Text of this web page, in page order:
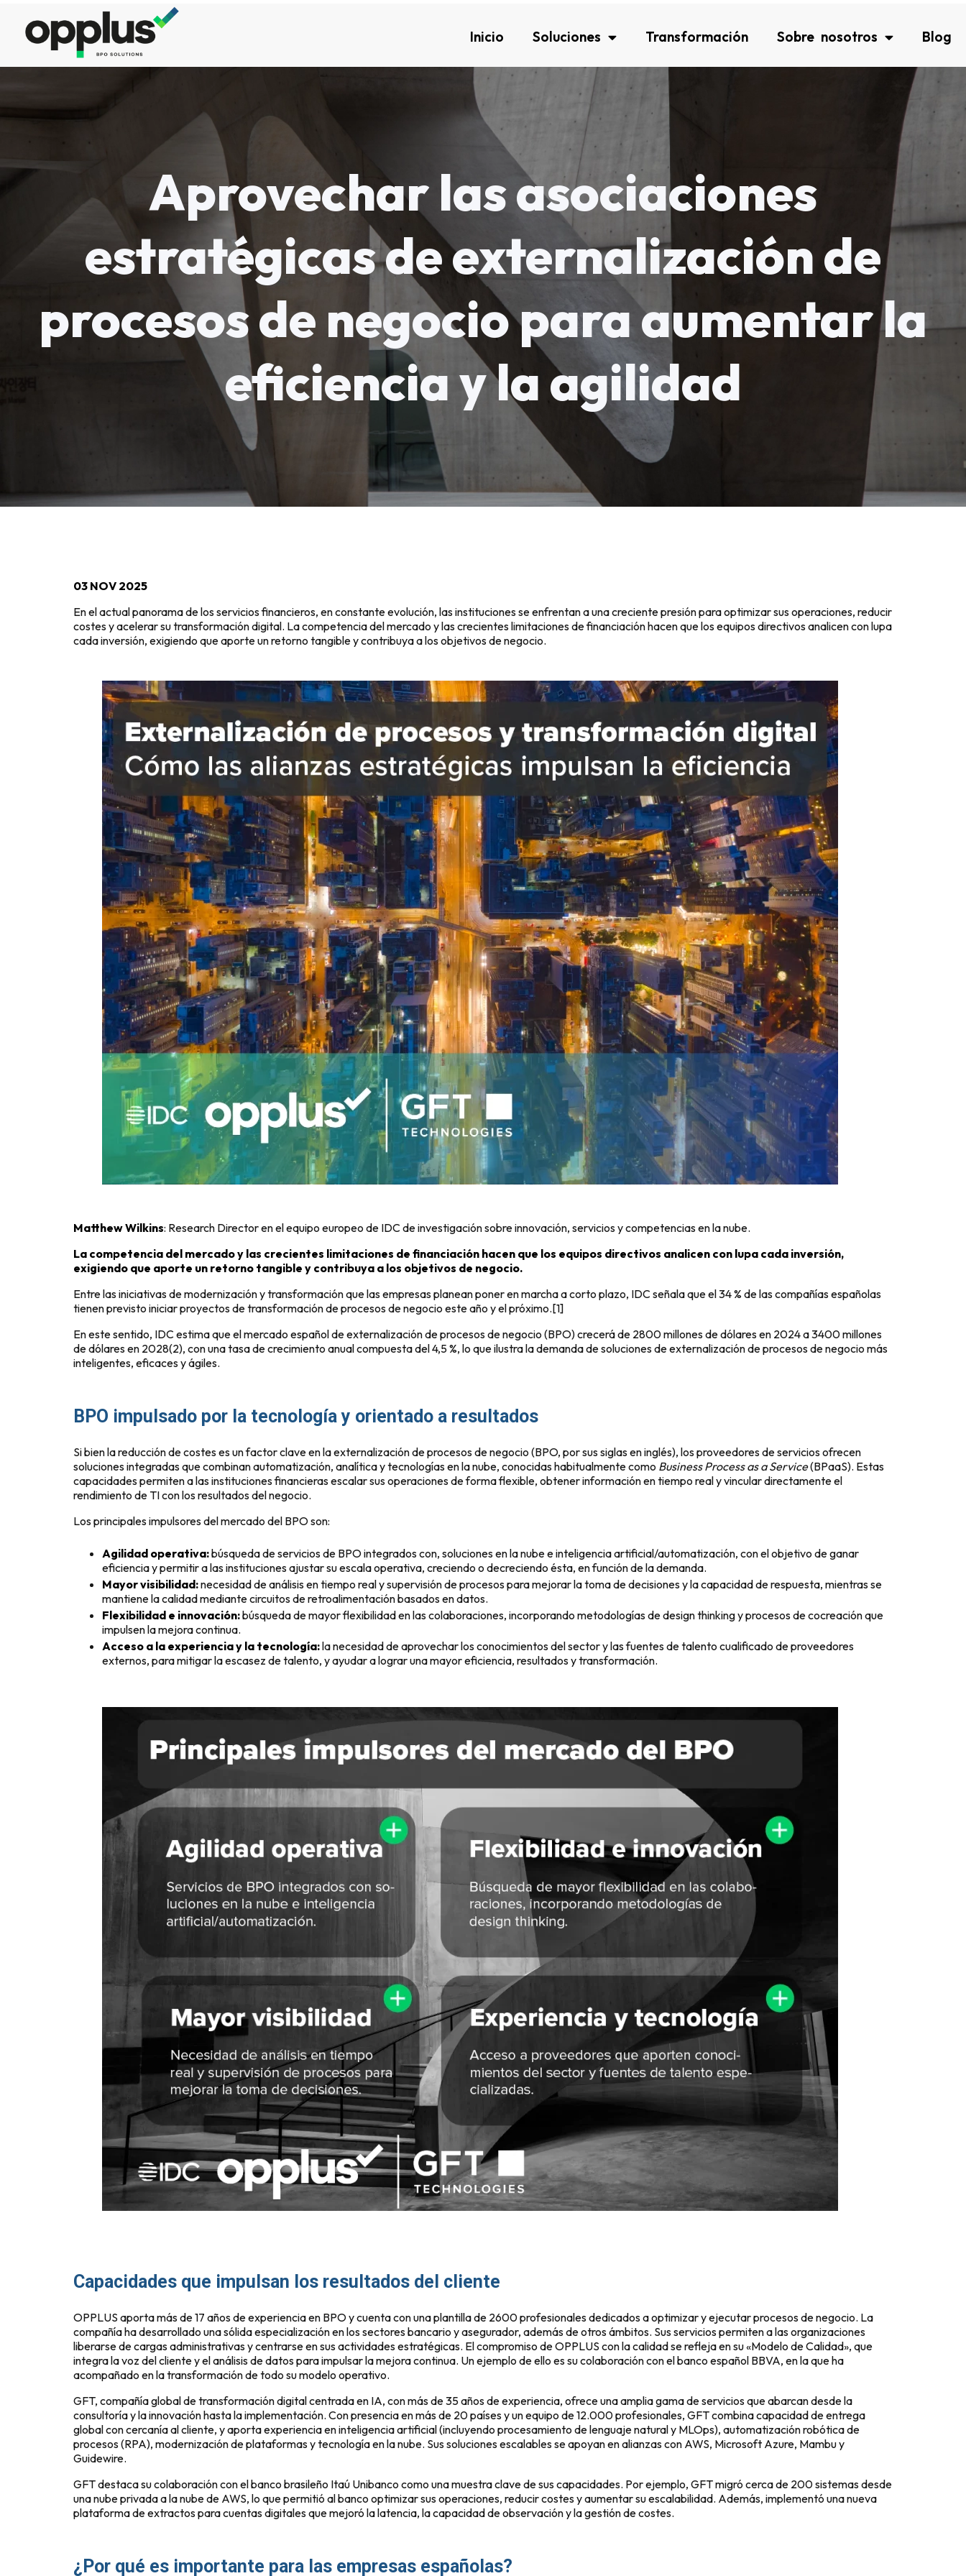
Inicio Soluciones Transformación Sobre nosotros Blog
Aprovechar las asociaciones
estratégicas de externalización de
procesos de negocio para aumentar la
eficiencia y la agilidad
03 NOV 2025
En el actual panorama de los servicios financieros, en constante evolución, las instituciones se enfrentan a una creciente presión para optimizar sus operaciones, reducir
costes y acelerar su transformación digital. La competencia del mercado y las crecientes limitaciones de financiación hacen que los equipos directivos analicen con lupa
cada inversión, exigiendo que aporte un retorno tangible y contribuya a los objetivos de negocio.
Matthew Wilkins: Research Director en el equipo europeo de IDC de investigación sobre innovación, servicios y competencias en la nube.
La competencia del mercado y las crecientes limitaciones de financiación hacen que los equipos directivos analicen con lupa cada inversión,
exigiendo que aporte un retorno tangible y contribuya a los objetivos de negocio.
Entre las iniciativas de modernización y transformación que las empresas planean poner en marcha a corto plazo, IDC señala que el 34 % de las compañías españolas
tienen previsto iniciar proyectos de transformación de procesos de negocio este año y el próximo.[1]
En este sentido, IDC estima que el mercado español de externalización de procesos de negocio (BPO) crecerá de 2800 millones de dólares en 2024 a 3400 millones
de dólares en 2028(2), con una tasa de crecimiento anual compuesta del 4,5 %, lo que ilustra la demanda de soluciones de externalización de procesos de negocio más
inteligentes, eficaces y ágiles.
BPO impulsado por la tecnología y orientado a resultados
Si bien la reducción de costes es un factor clave en la externalización de procesos de negocio (BPO, por sus siglas en inglés), los proveedores de servicios ofrecen
soluciones integradas que combinan automatización, analítica y tecnologías en la nube, conocidas habitualmente como Business Process as a Service(BPaaS). Estas
capacidades permiten a las instituciones financieras escalar sus operaciones de forma flexible, obtener información en tiempo real y vincular directamente el
rendimiento de TI con los resultados del negocio.
Los principales impulsores del mercado del BPO son:
Agilidad operativa:búsqueda de servicios de BPO integrados con, soluciones en la nube e inteligencia artificial/automatización, con el objetivo de ganar
eficiencia y permitir a las instituciones ajustar su escala operativa, creciendo o decreciendo ésta, en función de la demanda.
Mayor visibilidad:necesidad de análisis en tiempo real y supervisión de procesos para mejorar la toma de decisiones y la capacidad de respuesta, mientras se
mantiene la calidad mediante circuitos de retroalimentación basados en datos.
Flexibilidad e innovación:búsqueda de mayor flexibilidad en las colaboraciones, incorporando metodologías de design thinking y procesos de cocreación que
impulsen la mejora continua.
Acceso a la experiencia y la tecnología:la necesidad de aprovechar los conocimientos del sector y las fuentes de talento cualificado de proveedores
externos, para mitigar la escasez de talento, y ayudar a lograr una mayor eficiencia, resultados y transformación.
Capacidades que impulsan los resultados del cliente
OPPLUS aporta más de 17 años de experiencia en BPO y cuenta con una plantilla de 2600 profesionales dedicados a optimizar y ejecutar procesos de negocio. La
compañía ha desarrollado una sólida especialización en los sectores bancario y asegurador, además de otros ámbitos. Sus servicios permiten a las organizaciones
liberarse de cargas administrativas y centrarse en sus actividades estratégicas. El compromiso de OPPLUS con la calidad se refleja en su «Modelo de Calidad», que
integra la voz del cliente y el análisis de datos para impulsar la mejora continua. Un ejemplo de ello es su colaboración con el banco español BBVA, en la que ha
acompañado en la transformación de todo su modelo operativo.
GFT, compañía global de transformación digital centrada en IA, con más de 35 años de experiencia, ofrece una amplia gama de servicios que abarcan desde la
consultoría y la innovación hasta la implementación. Con presencia en más de 20 países y un equipo de 12.000 profesionales, GFT combina capacidad de entrega
global con cercanía al cliente, y aporta experiencia en inteligencia artificial (incluyendo procesamiento de lenguaje natural y MLOps), automatización robótica de
procesos (RPA), modernización de plataformas y tecnología en la nube. Sus soluciones escalables se apoyan en alianzas con AWS, Microsoft Azure, Mambu y
Guidewire.
GFT destaca su colaboración con el banco brasileño Itaú Unibanco como una muestra clave de sus capacidades. Por ejemplo, GFT migró cerca de 200 sistemas desde
una nube privada a la nube de AWS, lo que permitió al banco optimizar sus operaciones, reducir costes y aumentar su escalabilidad. Además, implementó una nueva
plataforma de extractos para cuentas digitales que mejoró la latencia, la capacidad de observación y la gestión de costes.
¿Por qué es importante para las empresas españolas?